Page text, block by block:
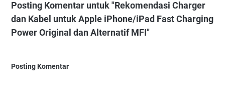
Posting Komentar untuk "Rekomendasi Charger
dan Kabel untuk Apple iPhone/iPad Fast Charging
Power Original dan Alternatif MFI"
Posting Komentar